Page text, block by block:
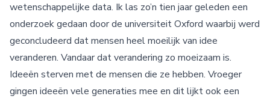
wetenschappelijke data. Ik las zo’n tien jaar geleden een
onderzoek gedaan door de universiteit Oxford waarbij werd
geconcludeerd dat mensen heel moeilijk van idee
veranderen. Vandaar dat verandering zo moeizaam is.
Ideeën sterven met de mensen die ze hebben. Vroeger
gingen ideeën vele generaties mee en dit lijkt ook een